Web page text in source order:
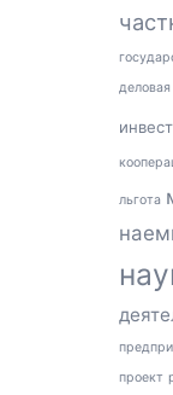
деловая
льгота
проект